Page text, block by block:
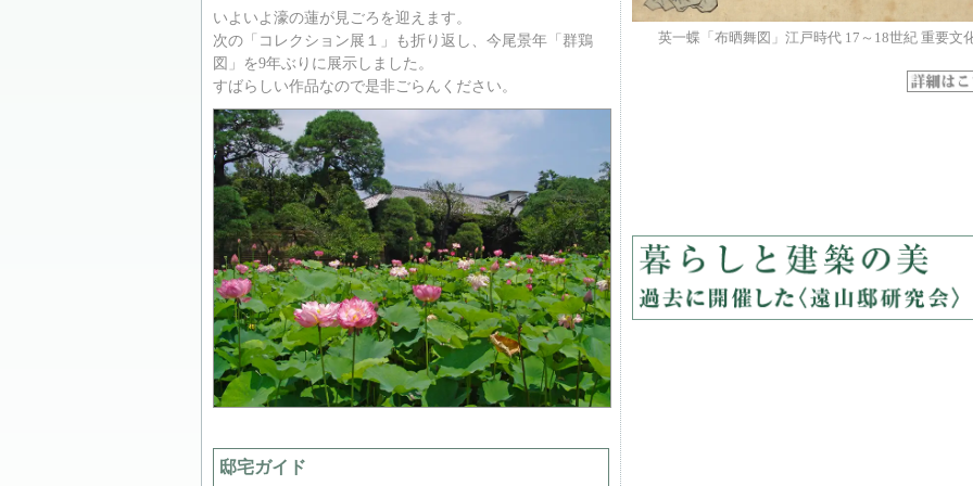
いよいよ濠の蓮が見ごろを迎えます。
次の「コレクション展１」も折り返し、今尾景年「群鶏
図」を9年ぶりに展示しました。
すばらしい作品なので是非ごらんください。
邸宅ガイド
英一蝶「布晒舞図」江戸時代 17～18世紀 重要文